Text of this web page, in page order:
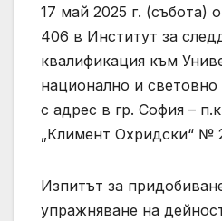
17 май 2025 г. (събота)
406 в Институт за
квалификация към
национално и
с адрес в гр. София –
„Климент Охридски“ №
Изпитът за
упражняване на